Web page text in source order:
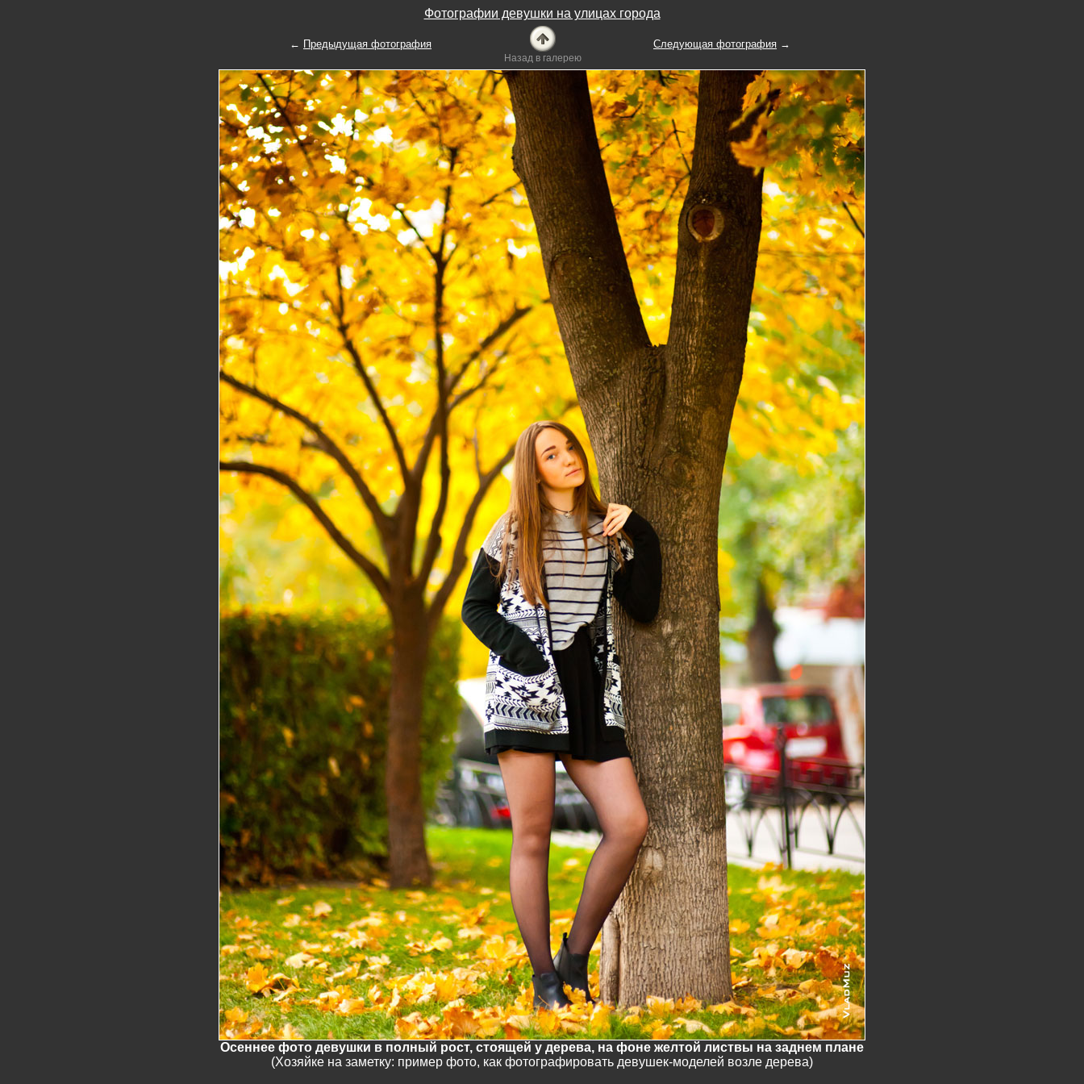
Фотографии девушки на улицах города
← Предыдущая фотография
Назад в галерею
Следующая фотография →
Осеннее фото девушки в полный рост, стоящей у дерева, на фоне желтой листвы на заднем плане
(Хозяйке на заметку: пример фото, как фотографировать девушек-моделей возле дерева)